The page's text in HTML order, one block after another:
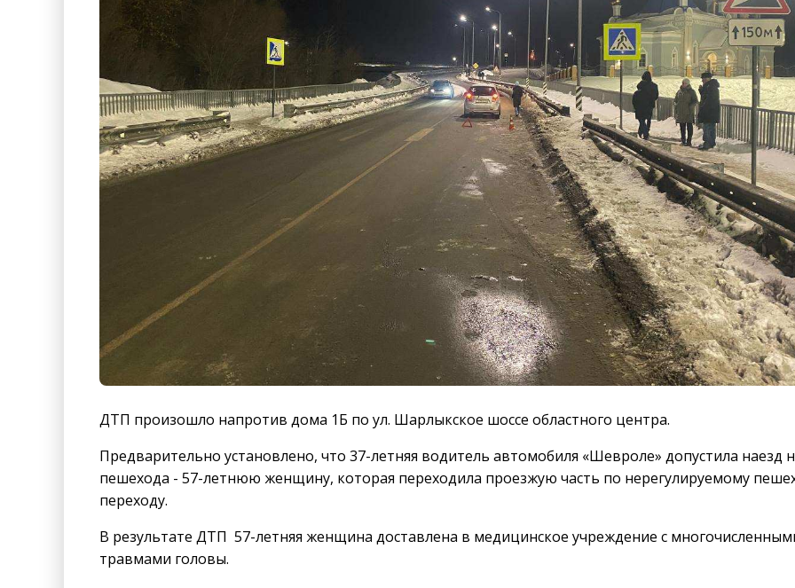
ДТП произошло напротив дома 1Б по ул. Шарлыкское шоссе областного центра.
Предварительно установлено, что 37-летняя водитель автомобиля «Шевроле» допустила наезд
пешехода - 57-летнюю женщину, которая переходила проезжую часть по нерегулируемому
переходу.
В результате ДТП 57-летняя женщина доставлена в медицинское учреждение с
травмами головы.